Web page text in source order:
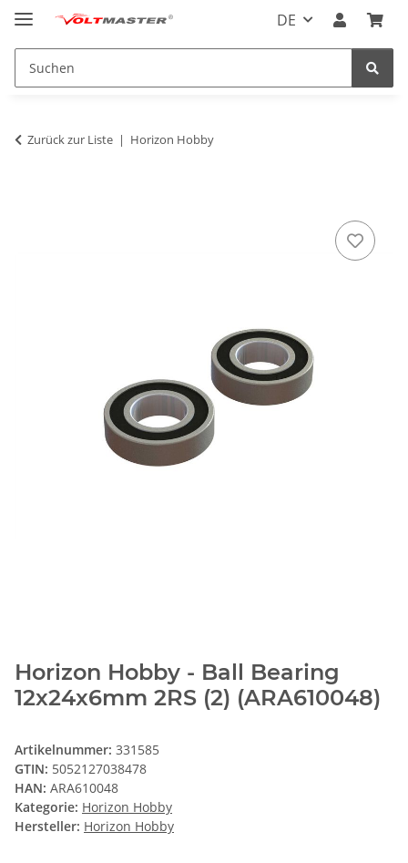
DE
Zurück zur Liste Horizon Hobby
Horizon Hobby - Ball Bearing
12x24x6mm 2RS (2) (ARA610048)
Artikelnummer: 331585
GTIN: 5052127038478
HAN: ARA610048
Kategorie: Horizon Hobby
Hersteller: Horizon Hobby